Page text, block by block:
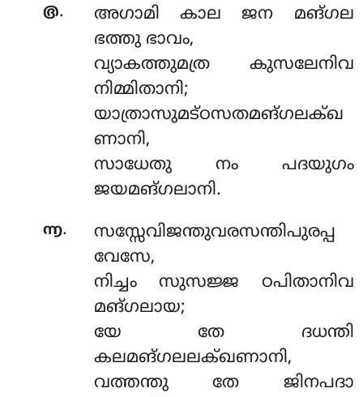
൫.
അഗാമി കാല ജന മങ്ഗല
ഭത്തു ഭാവം,
വ്യാകത്തുമത്ര കുസലേനിവ
നിമ്മിതാനി;
യാത്രാസുമട്ഠസതമങ്ഗലക്ഖ
ണാനി,
സാധേതു നം പദയുഗം
ജയമങ്ഗലാനി.
൬.
സസ്സേവിജന്തുവരസന്തിപുരപ്പ
വേസേ,
നിച്ചം സുസജ്ജ ഠപിതാനിവ
മങ്ഗലായ;
യേ തേ ദധന്തി
കലമങ്ഗലലക്ഖണാനി,
വത്തന്തു തേ ജിനപദാ